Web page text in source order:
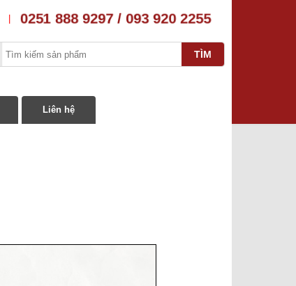
0251 888 9297 / 093 920 2255
Liên hệ